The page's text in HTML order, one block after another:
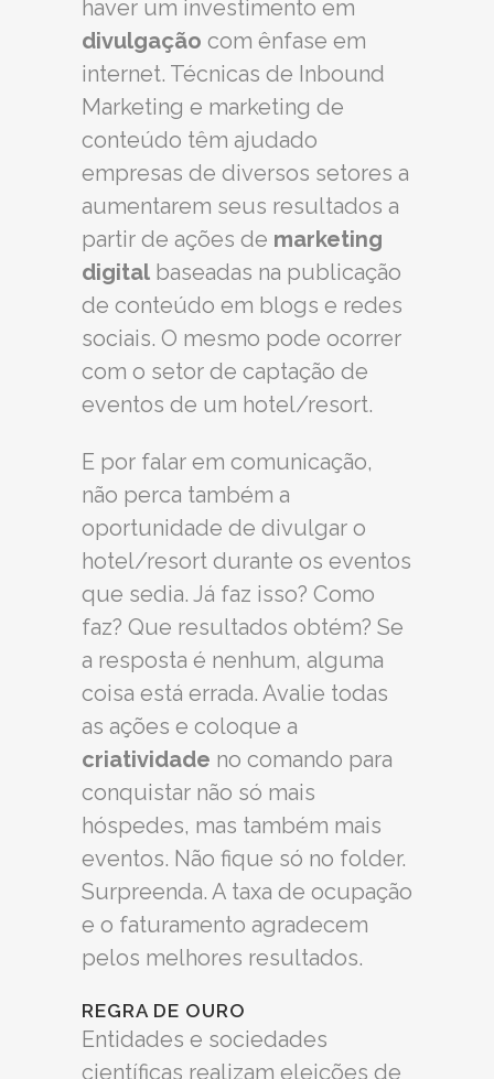
haver um investimento em
divulgação com ênfase em
internet. Técnicas de Inbound
Marketing e marketing de
conteúdo têm ajudado
empresas de diversos setores a
aumentarem seus resultados a
partir de ações de marketing
digital baseadas na publicação
de conteúdo em blogs e redes
sociais. O mesmo pode ocorrer
com o setor de captação de
eventos de um hotel/resort.
E por falar em comunicação,
não perca também a
oportunidade de divulgar o
hotel/resort durante os eventos
que sedia. Já faz isso? Como
faz? Que resultados obtém? Se
a resposta é nenhum, alguma
coisa está errada. Avalie todas
as ações e coloque a
criatividade no comando para
conquistar não só mais
hóspedes, mas também mais
eventos. Não fique só no folder.
Surpreenda. A taxa de ocupação
e o faturamento agradecem
pelos melhores resultados.
REGRA DE OURO
Entidades e sociedades
científicas realizam eleições de